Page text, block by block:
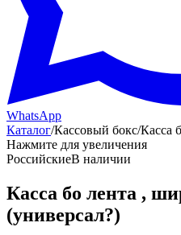
WhatsApp
Каталог/Кассовый бокс/Касса
Нажмите для увеличения
РоссийскиеВ наличии
Касса бо лента ,
(универсал?)